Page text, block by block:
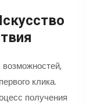
клика.
получения